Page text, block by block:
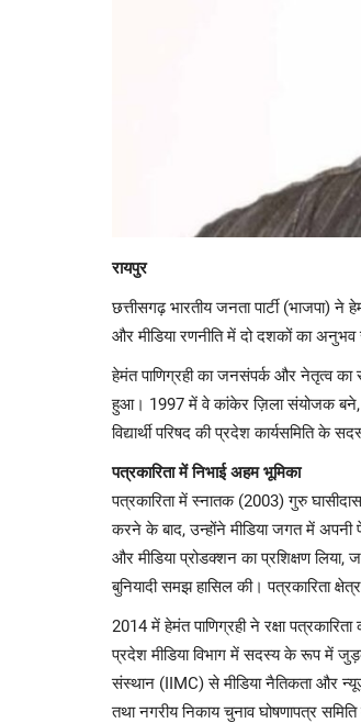
रायपुर
छत्तीसगढ़ भारतीय जनता पार्टी (भाजपा)
और मीडिया रणनीति में दो दशकों का अनुभव
हेमंत पाणिग्रही का जनसंपर्क और नेतृत्व
हुआ। 1997 में वे कांकेर ज़िला संयोजक बने,
विद्यार्थी परिषद की प्रदेश कार्यसमिति के
पत्रकारिता में निभाई अहम भूमिका
पत्रकारिता में स्नातक (2003) गुरु
करने के बाद, उन्होंने मीडिया जगत में
और मीडिया प्रोडक्शन का प्रशिक्षण
बुनियादी समझ हासिल की। पत्रकारिता
2014 में हेमंत पाणिग्रही ने रक्षा
प्रदेश मीडिया विभाग में सदस्य के रूप में
संस्थान (IIMC) से मीडिया नैतिकता और
तथा नगरीय निकाय चुनाव घोषणापत्र समिति